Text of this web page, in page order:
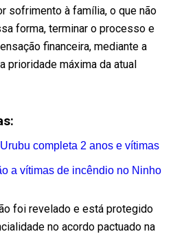
sofrimento à família, o que não
forma, terminar o processo e
financeira, mediante a
prioridade máxima da atual
completa 2 anos e vítimas
a vítimas de incêndio no Ninho
foi revelado e está protegido
no acordo pactuado na